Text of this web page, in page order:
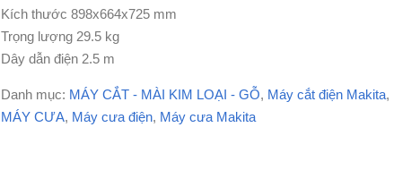
Kích thước 898x664x725 mm
Trọng lượng 29.5 kg
Dây dẫn điện 2.5 m
Danh mục: MÁY CẮT - MÀI KIM LOẠI - GỖ, Máy cắt điện Makita,
MÁY CƯA, Máy cưa điện, Máy cưa Makita